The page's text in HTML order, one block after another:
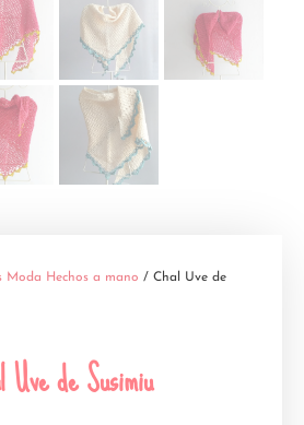
Moda Hechos a mano / Chal Uve de
Uve de Susimiu